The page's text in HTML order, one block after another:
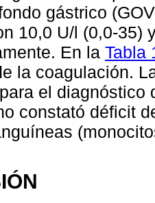
gástrico
10,0 U/l (0,0-35)
En la Tabla
la coagulación.
el diagnóstico
constató déficit